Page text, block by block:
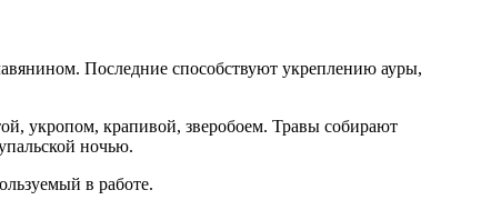
Последние способствуют укреплению ауры,
укропом, крапивой, зверобоем. Травы собирают
ночью.
в работе.